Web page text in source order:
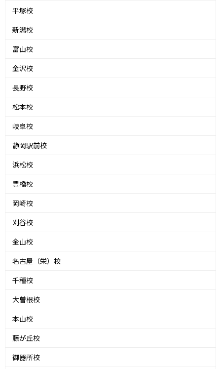
平塚校
新潟校
富山校
金沢校
長野校
松本校
岐阜校
静岡駅前校
浜松校
豊橋校
岡崎校
刈谷校
金山校
名古屋（栄）校
千種校
大曽根校
本山校
藤が丘校
御器所校